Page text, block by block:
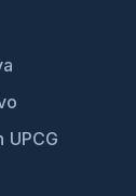
UPCG